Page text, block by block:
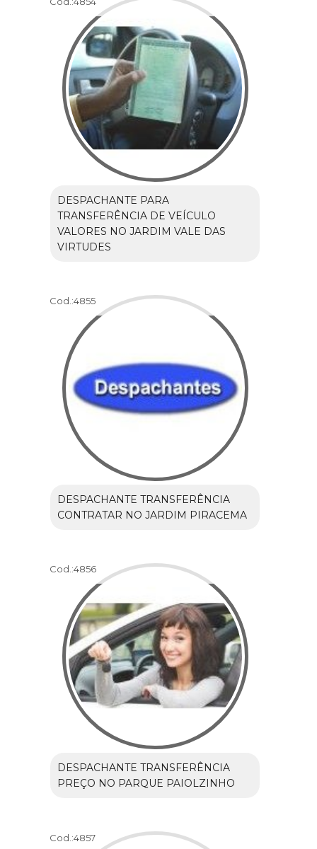
DESPACHANTE PARA
TRANSFERÊNCIA DE VEÍCULO
VALORES NO JARDIM VALE DAS
VIRTUDES
Cod.:4855
DESPACHANTE TRANSFERÊNCIA
CONTRATAR NO JARDIM PIRACEMA
Cod.:4856
DESPACHANTE TRANSFERÊNCIA
PREÇO NO PARQUE PAIOLZINHO
Cod.:4857